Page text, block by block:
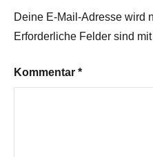
Deine E-Mail-Adresse wird
Erforderliche Felder sind mit
Kommentar *